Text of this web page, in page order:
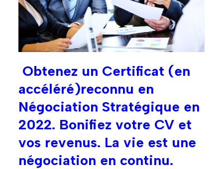
Obtenez un Certificat (en
accéléré)reconnu en
Négociation Stratégique en
2022. Bonifiez votre CV et
vos revenus. La vie est une
négociation en continu.